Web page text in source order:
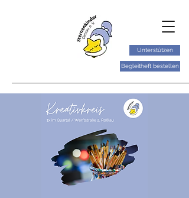
Unterstützen
Begleitheft bestellen